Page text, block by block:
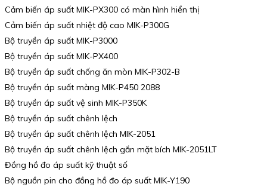
Cảm biến áp suất MIK-PX300 có màn hình hiển thị
Cảm biến áp suất nhiệt độ cao MIK-P300G
Bộ truyền áp suất MIK-P3000
Bộ truyền áp suất MIK-PX400
Bộ truyền áp suất chống ăn mòn MIK-P302-B
Bộ truyền áp suất màng MIK-P450 2088
Bộ truyền áp suất vệ sinh MIK-P350K
Bộ truyền áp suất chênh lệch
Bộ truyền áp suất chênh lệch MIK-2051
Bộ truyền áp suất chênh lệch gắn mặt bích MIK-2051LT
Đồng hồ đo áp suất kỹ thuật số
Bộ nguồn pin cho đồng hồ đo áp suất MIK-Y190